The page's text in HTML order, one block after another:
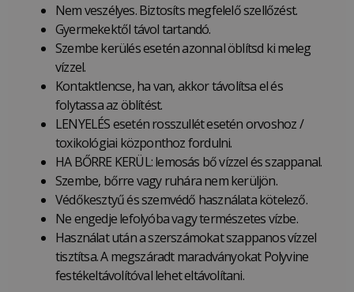
Nem veszélyes. Biztosíts megfelelő szellőzést.
Gyermekektől távol tartandó.
Szembe kerülés esetén azonnal öblítsd ki meleg
vízzel.
Kontaktlencse, ha van, akkor távolítsa el és
folytassa az öblítést.
LENYELÉS esetén rosszullét esetén orvoshoz /
toxikológiai központhoz fordulni.
HA BŐRRE KERÜL: lemosás bő vízzel és szappanal.
Szembe, bőrre vagy ruhára nem kerüljön.
Védőkesztyű és szemvédő használata kötelező.
Ne engedje lefolyóba vagy természetes vízbe.
Használat után a szerszámokat szappanos vízzel
tisztítsa. A megszáradt maradványokat Polyvine
festékeltávolítóval lehet eltávolítani.